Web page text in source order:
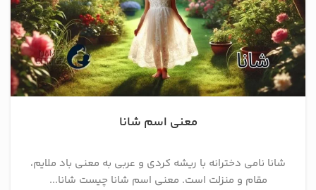
معنی اسم شانا
شانا نامی دخترانه با ریشه کردی و عربی به معنی باد ملایم،
مقام و منزلت است. معنی اسم شانا چیست شانا...